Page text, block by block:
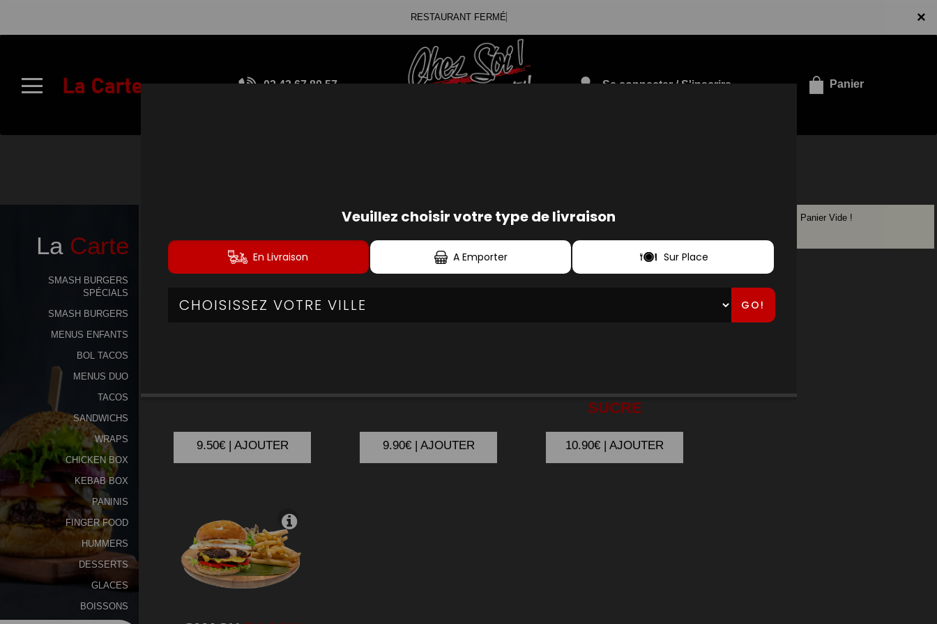
×
RESTAURANT FERMÉ
La Carte 02.43.67.80.57 Se connecter / S'inscrire Panier
Charte
Mentions
Programme
De
Fidélité
Vos
Avis
Zones
de
Livraison
La Carte
SMASH BURGERS
SPÉCIALS
SMASH BURGERS
MENUS ENFANTS
BOL TACOS
MENUS DUO
TACOS
SANDWICHS
WRAPS
CHICKEN BOX
KEBAB BOX
PANINIS
FINGER FOOD
HUMMERS
DESSERTS
GLACES
BOISSONS
SMASH BURGERS SPÉCIALS
SMASHSPISY
9.50€ | AJOUTER
SMASHBOURSIN
9.90€ | AJOUTER
SMASHBURGER
SUCRE
10.90€ | AJOUTER
Panier Vide !